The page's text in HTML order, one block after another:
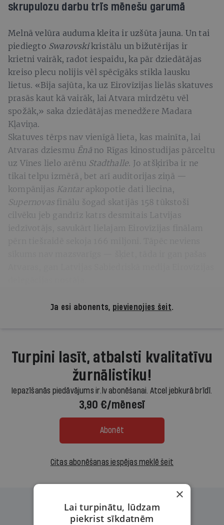
skrupulozu darbu trīs mēnešu garumā
Melnā velūra auduma kleita ir uzšūta jauna. Un tai
piediegto Swarovskikristālu un bižutērijas ir
krietni vairāk, radot iespaidu, ka pār dziedātājas
kreiso plecu nolijis vēl spēcīgāks stikla lausku
lietus. «Bija sajūta, ka uz Eirovīzijas lielās skatuves
prasās kaut kā vairāk, lai Atvara mirdzētu vēl
spožāk,» saka dziedātājas menedžere Madara
Kļaviņa.
Skatuves tērps nav vienīgā lieta, kas mainīta, lai
Atvaras dziesmu Ēnāno Rīgas kinostudijas pārceltu
uz Vīnes lielo arēnu Stadthalle. Jo atšķirība ir ne
tikai telpu izmērā, bet arī auditorijas ziņā —
kompānijas Kantarapkopotie dati liecina,
Supernovas finālu šogad skatījās 158 tūkstoši
cilvēku jeb gandrīz katrs desmitais Latvijas
iedzīvotājs, savukārt lielajam Eirovīzijas finālam
Ja esi abonents, pievienojies šeit.
Turpini lasīt, atbalsti kvalitatīvu
žurnālistiku!
Iepazīšanās piedāvājums ir.lv abonēšanai. Atcel jebkurā brīdī.
3,90 €/mēnesī
Abonēt
Citas abonēšanas iespējas meklē šeit
×
Lai turpinātu, lūdzam
piekrist sīkdatnēm